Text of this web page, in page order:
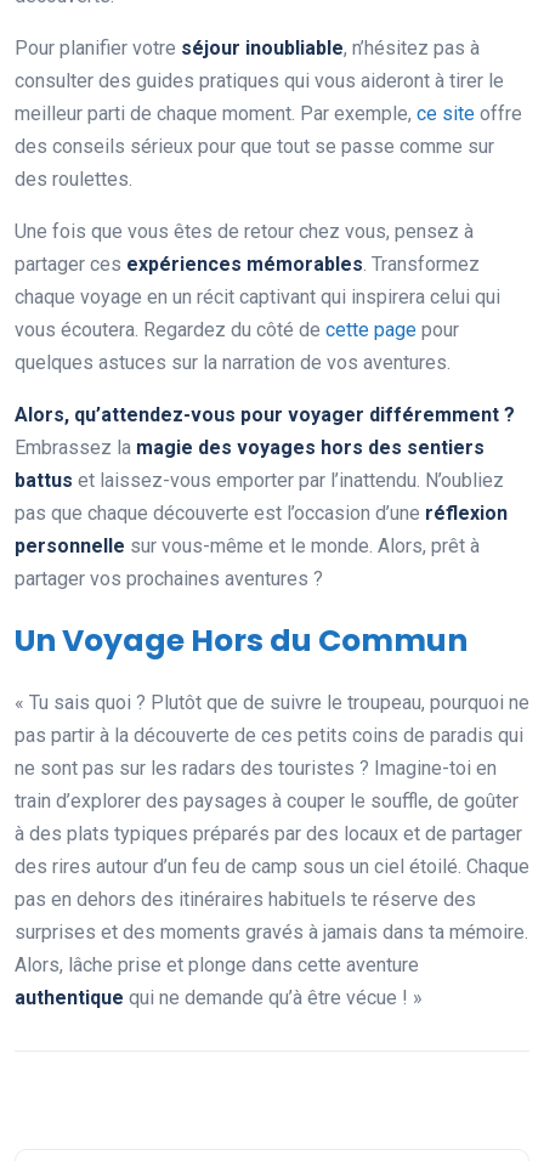
Pour planifier votre séjour inoubliable, n’hésitez pas à
consulter des guides pratiques qui vous aideront à tirer le
meilleur parti de chaque moment. Par exemple, ce site offre
des conseils sérieux pour que tout se passe comme sur
des roulettes.
Une fois que vous êtes de retour chez vous, pensez à
partager ces expériences mémorables . Transformez
chaque voyage en un récit captivant qui inspirera celui qui
vous écoutera. Regardez du côté de cette page pour
quelques astuces sur la narration de vos aventures.
Alors, qu’attendez-vous pour voyager différemment ?
Embrassez la magie des voyages hors des sentiers
battus et laissez-vous emporter par l’inattendu. N’oubliez
pas que chaque découverte est l’occasion d’une réflexion
personnelle sur vous-même et le monde. Alors, prêt à
partager vos prochaines aventures ?
Un Voyage Hors du Commun
« Tu sais quoi ? Plutôt que de suivre le troupeau, pourquoi ne
pas partir à la découverte de ces petits coins de paradis qui
ne sont pas sur les radars des touristes ? Imagine-toi en
train d’explorer des paysages à couper le souffle, de goûter
à des plats typiques préparés par des locaux et de partager
des rires autour d’un feu de camp sous un ciel étoilé. Chaque
pas en dehors des itinéraires habituels te réserve des
surprises et des moments gravés à jamais dans ta mémoire.
Alors, lâche prise et plonge dans cette aventure
authentique qui ne demande qu’à être vécue ! »